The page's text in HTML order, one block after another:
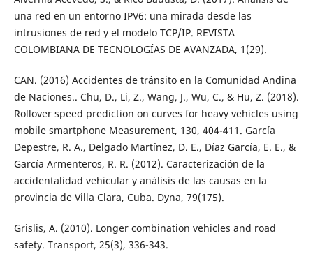
una red en un entorno IPV6: una mirada desde las
intrusiones de red y el modelo TCP/IP. REVISTA
COLOMBIANA DE TECNOLOGÍAS DE AVANZADA, 1(29).
CAN. (2016) Accidentes de tránsito en la Comunidad Andina
de Naciones.. Chu, D., Li, Z., Wang, J., Wu, C., & Hu, Z. (2018).
Rollover speed prediction on curves for heavy vehicles using
mobile smartphone Measurement, 130, 404-411. García
Depestre, R. A., Delgado Martínez, D. E., Díaz García, E. E., &
García Armenteros, R. R. (2012). Caracterización de la
accidentalidad vehicular y análisis de las causas en la
provincia de Villa Clara, Cuba. Dyna, 79(175).
Grislis, A. (2010). Longer combination vehicles and road
safety. Transport, 25(3), 336-343.